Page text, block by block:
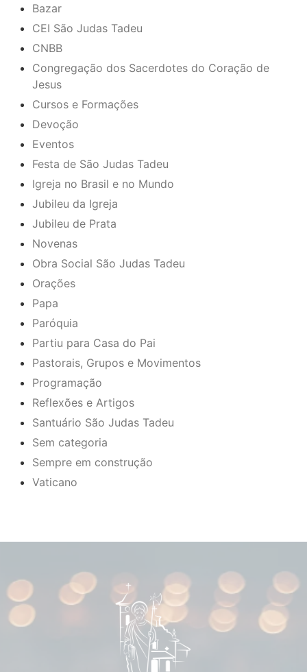
Bazar
CEI São Judas Tadeu
CNBB
Congregação dos Sacerdotes do Coração de
Jesus
Cursos e Formações
Devoção
Eventos
Festa de São Judas Tadeu
Igreja no Brasil e no Mundo
Jubileu da Igreja
Jubileu de Prata
Novenas
Obra Social São Judas Tadeu
Orações
Papa
Paróquia
Partiu para Casa do Pai
Pastorais, Grupos e Movimentos
Programação
Reflexões e Artigos
Santuário São Judas Tadeu
Sem categoria
Sempre em construção
Vaticano